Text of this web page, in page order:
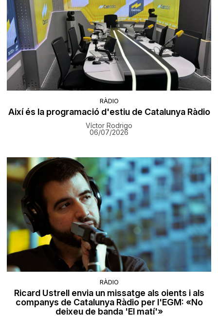
RÀDIO
Així és la programació d'estiu de Catalunya Ràdio
Víctor Rodrigo
06/07/2026
RÀDIO
Ricard Ustrell envia un missatge als oients i als
companys de Catalunya Ràdio per l'EGM: «No
deixeu de banda 'El matí'»